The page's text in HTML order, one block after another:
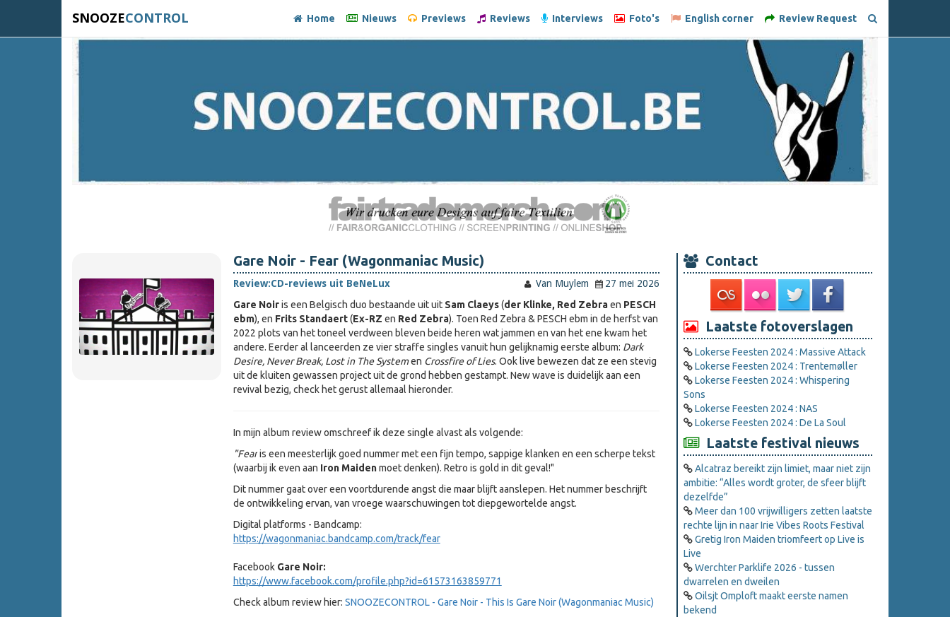
SNOOZECONTROL Home Nieuws Previews Reviews Interviews Foto's English corner Review Request
Gare Noir - Fear (Wagonmaniac Music)
Review:CD-reviews uit BeNeLux Van Muylem
27 mei 2026
Gare Noiris een Belgisch duo bestaande uit uit Sam Claeys(der Klinke, Red Zebraen PESCH
ebm), en Frits Standaert(Ex-RZ en Red Zebra). Toen Red Zebra & PESCH ebm in de herfst van
2022 plots van het toneel verdween bleven beide heren wat jammen en van het ene kwam het
andere. Eerder al lanceerden ze vier straffe singles vanuit hun gelijknamig eerste album: Dark
Desire, Never Break, Lost in The Systemen Crossfire of Lies. Ook live bewezen dat ze een stevig
uit de kluiten gewassen project uit de grond hebben gestampt. New wave is duidelijk aan een
revival bezig, check het gerust allemaal hieronder.
In mijn album review omschreef ik deze single alvast als volgende:
"Fearis een meesterlijk goed nummer met een fijn tempo, sappige klanken en een scherpe tekst
(waarbij ik even aan Iron Maidenmoet denken). Retro is gold in dit geval!"
Dit nummer gaat over een voortdurende angst die maar blijft aanslepen. Het nummer beschrijft
de ontwikkeling ervan, van vroege waarschuwingen tot diepgewortelde angst.
Digital platforms - Bandcamp:
https://wagonmaniac.bandcamp.com/track/fear
FacebookGare Noir:
https://www.facebook.com/profile.php?id=61573163859771
Check album review hier: SNOOZECONTROL - Gare Noir - This Is Gare Noir (Wagonmaniac Music)
Contact
Laatste fotoverslagen
Lokerse Feesten 2024 : Massive Attack
Lokerse Feesten 2024 : Trentemøller
Lokerse Feesten 2024 : Whispering
Sons
Lokerse Feesten 2024 : NAS
Lokerse Feesten 2024 : De La Soul
Laatste festival nieuws
Alcatraz bereikt zijn limiet, maar niet zijn
ambitie: “Alles wordt groter, de sfeer blijft
dezelfde”
Meer dan 100 vrijwilligers zetten laatste
rechte lijn in naar Irie Vibes Roots Festival
Gretig Iron Maiden triomfeert op Live is
Live
Werchter Parklife 2026 - tussen
dwarrelen en dweilen
Oilsjt Omploft maakt eerste namen
bekend